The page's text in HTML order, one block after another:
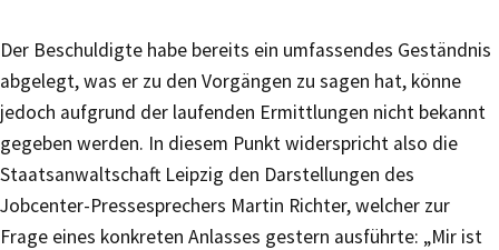
Der Beschuldigte habe bereits ein umfassendes Geständnis
abgelegt, was er zu den Vorgängen zu sagen hat, könne
jedoch aufgrund der laufenden Ermittlungen nicht bekannt
gegeben werden. In diesem Punkt widerspricht also die
Staatsanwaltschaft Leipzig den Darstellungen des
Jobcenter-Pressesprechers Martin Richter, welcher zur
Frage eines konkreten Anlasses gestern ausführte: „Mir ist